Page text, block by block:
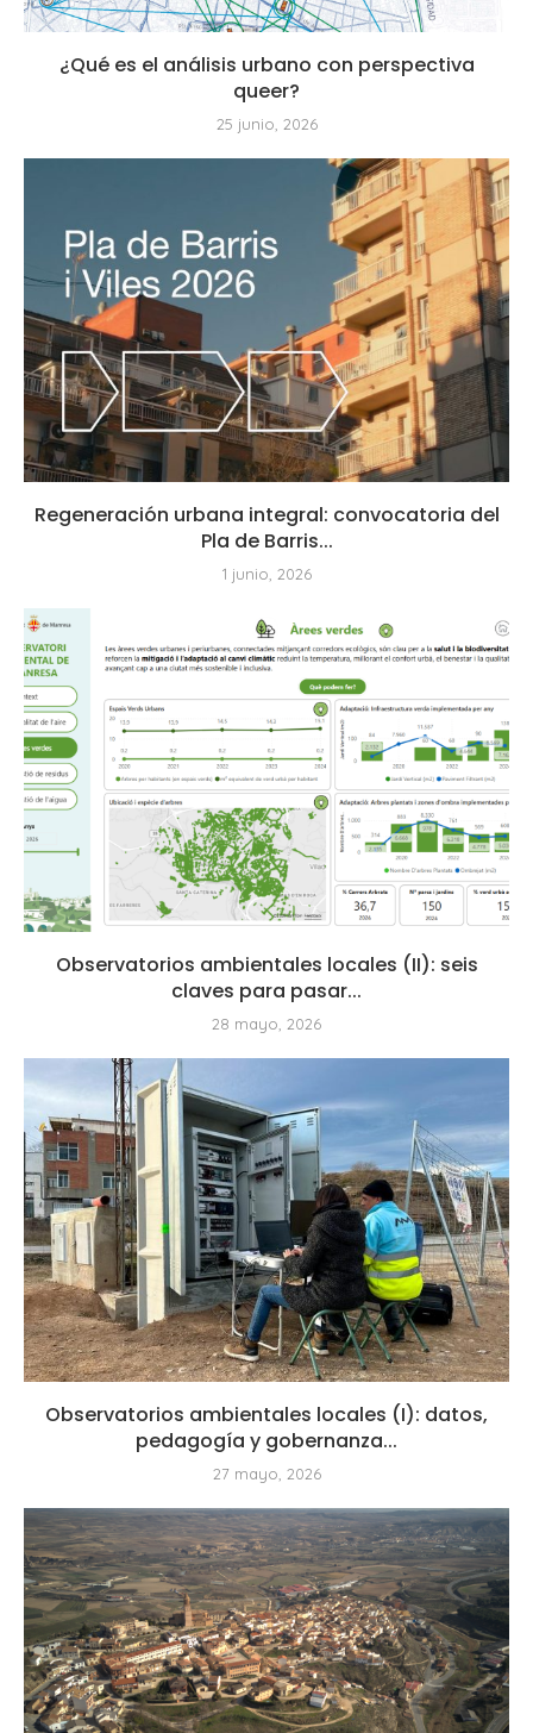
¿Qué es el análisis urbano con perspectiva
queer?
25 junio, 2026
Regeneración urbana integral: convocatoria del
Pla de Barris...
1 junio, 2026
Observatorios ambientales locales (II): seis
claves para pasar...
28 mayo, 2026
Observatorios ambientales locales (I): datos,
pedagogía y gobernanza...
27 mayo, 2026